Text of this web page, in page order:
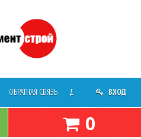
ОБРАТНАЯ СВЯЗЬ ДОСТАВКА О
ВХОД
0